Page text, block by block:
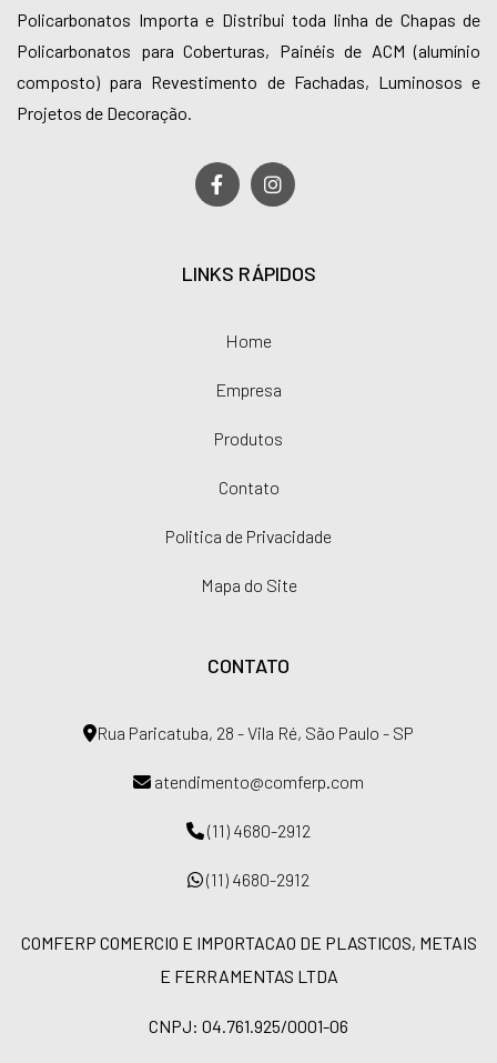
Policarbonatos Importa e Distribui toda linha de Chapas de
Policarbonatos para Coberturas, Painéis de ACM (alumínio
composto) para Revestimento de Fachadas, Luminosos e
Projetos de Decoração.
LINKS RÁPIDOS
Home
Empresa
Produtos
Contato
Politica de Privacidade
Mapa do Site
CONTATO
Rua Paricatuba, 28 - Vila Ré, São Paulo - SP
atendimento@comferp.com
(11) 4680-2912
(11) 4680-2912
COMFERP COMERCIO E IMPORTACAO DE PLASTICOS, METAIS
E FERRAMENTAS LTDA
CNPJ: 04.761.925/0001-06